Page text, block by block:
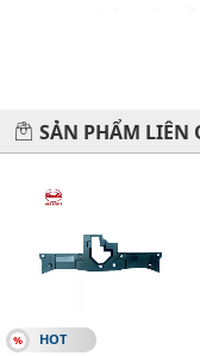
đáo nhất.
#vietparts
VIETPARTS -
phụ kiện và phụ gia
SẢN PHẨM LIÊN
HOT